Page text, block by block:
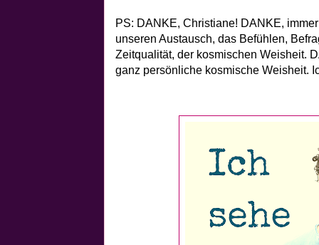
PS: DANKE, Christiane! DANKE,
unseren Austausch, das Befühlen,
Zeitqualität, der kosmischen Weisheit.
ganz persönliche kosmische Weisheit.